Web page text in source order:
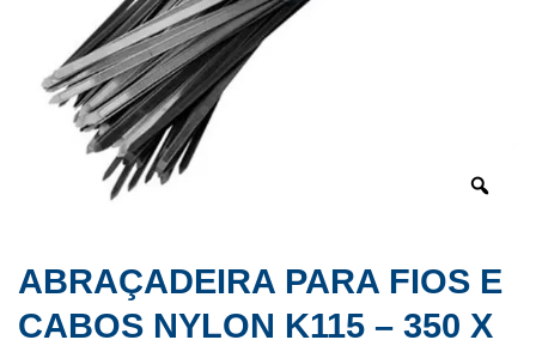
ABRAÇADEIRA PARA FIOS E
CABOS NYLON K115 – 350 X